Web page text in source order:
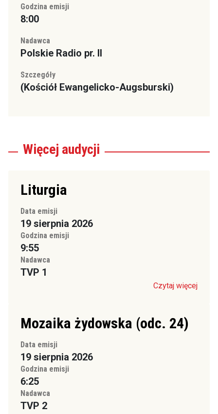
Godzina emisji
8:00
Nadawca
Polskie Radio pr. II
Szczegóły
(Kościół Ewangelicko-Augsburski)
Więcej audycji
Liturgia
Data emisji
19 sierpnia 2026
Godzina emisji
9:55
Nadawca
TVP 1
Czytaj więcej
Mozaika żydowska (odc. 24)
Data emisji
19 sierpnia 2026
Godzina emisji
6:25
Nadawca
TVP 2